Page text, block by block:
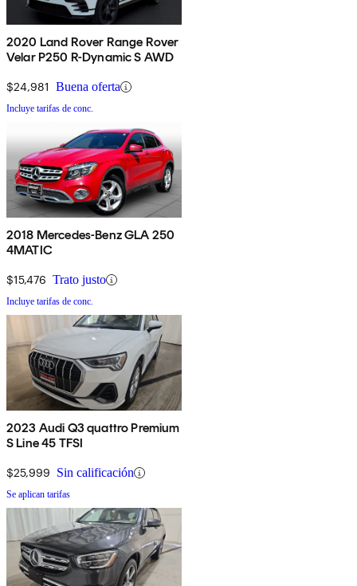
2020 Land Rover Range Rover
Velar P250 R-Dynamic S AWD
$24,981 Buena oferta
Incluye tarifas de conc.
2018 Mercedes-Benz GLA 250
4MATIC
$15,476 Trato justo
Incluye tarifas de conc.
2023 Audi Q3 quattro Premium
S Line 45 TFSI
$25,999 Sin calificación
Se aplican tarifas